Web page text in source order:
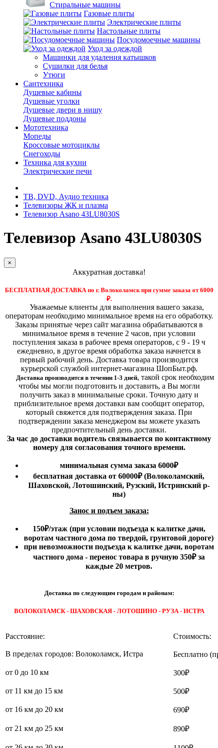
Стиральные машины
Газовые плиты
Электрические плиты
Настольные плиты
Посудомоечные машины
Уход за одеждой
Машинки для удаления катышков
Сушилки для белья
Утюги
Сантехника
Душевые кабины
Душевые уголки
Душевые двери в нишу
Душевые поддоны
Мототехника
Мопеды
Кроссовые мотоциклы
Снегоходы
Техника для кухни
Электрические печи
ТВ, DVD, Аудио техника
Телевизоры ЖК и плазма
Телевизор Asano 43LU8030S
Телевизор Asano 43LU8030S
×
Аккуратная доставка!
БЕСПЛАТНАЯ ДОСТАВКА по г. Волоколамск при сумме заказа от 6000
₽.
Уважаемые клиенты для выполнения вашего заказа,
операторам необходимо минимальное время на его обработку.
Заказы принятые через сайт магазина обрабатываются в
минимальное время в течение 2 часов, при условии
поступления заказа в рабочее время операторов, с 9 - 19 ч
ежедневно, в другое время обработка заказа начнется в
первый рабочий день. Доставка товара производится
курьерской службой интернет-магазина ШопБыт.рф.
Доставка производится в течении 1-3 дней, такой срок необходим
чтобы мы могли подготовить и доставить, а Вы могли
получить заказ в минимальные сроки. Точную дату и
приблизительное время доставки вам сообщит оператор,
который свяжется для подтверждения заказа. При
подтверждении заказа менеджером вы можете указать
предпочтительный день доставки.
За час до доставки водитель связывается по контактному
номеру для согласования точного времени.
минимальная сумма заказа 6000₽
бесплатная доставка от 60000₽ (Волоколамский,
Шаховской, Лотошинский, Рузский, Истринский р-
ны)
Занос и подъем заказа:
150₽/этаж(при условии подъезда к калитке дачи,
воротам частного дома по твердой, грунтовой дороге)
при невозможности подъезда к калитке дачи, воротам
частного дома - перенос товара в ручную 350₽ за
каждые 20 метров.
Доставка по следующим городам и районам:
ВОЛОКОЛАМСК - ШАХОВСКАЯ - ЛОТОШИНО - РУЗА - ИСТРА
Расстояние: Стоимость:
В пределах городов: Волоколамск, Истра Бесплатно
от 0 до 10 км 300₽
от 11 км до 15 км 500₽
от 16 км до 20 км 690₽
от 21 км до 25 км 890₽